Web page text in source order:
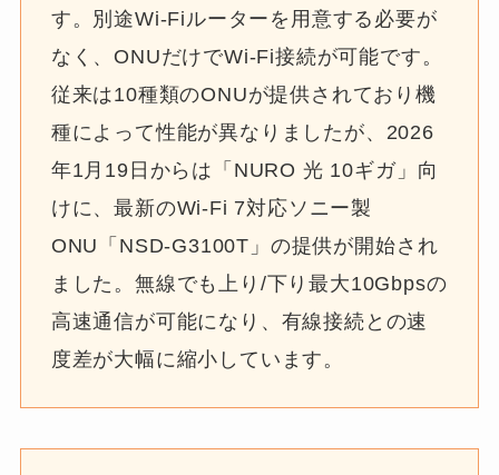
す。別途Wi-Fiルーターを用意する必要が
なく、ONUだけでWi-Fi接続が可能です。
従来は10種類のONUが提供されており機
種によって性能が異なりましたが、2026
年1月19日からは「NURO 光 10ギガ」向
けに、最新のWi-Fi 7対応ソニー製
ONU「NSD-G3100T」の提供が開始され
ました。無線でも上り/下り最大10Gbpsの
高速通信が可能になり、有線接続との速
度差が大幅に縮小しています。